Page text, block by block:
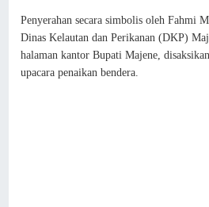
Penyerahan secara simbolis oleh Fahmi
Dinas Kelautan dan Perikanan (DKP)
halaman kantor Bupati Majene,
upacara penaikan bendera.